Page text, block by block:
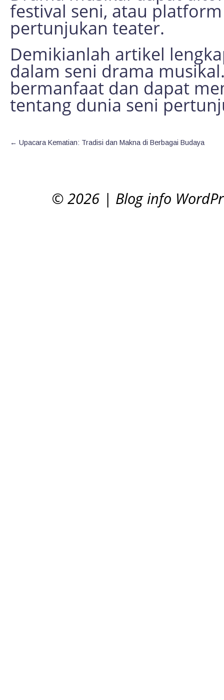
festival seni, atau
pertunjukan teater.
Demikianlah artikel
dalam seni drama
bermanfaat dan dapat
tentang dunia seni
← Upacara Kematian: Tradisi dan Makna di Berbagai Budaya
© 2026 | Blog info